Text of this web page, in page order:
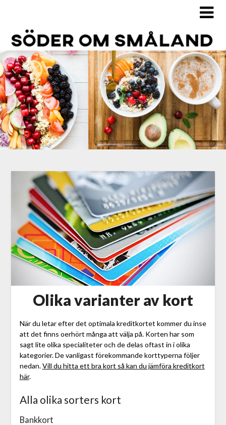
Olika varianter av kort
När du letar efter det optimala kreditkortet kommer du inse
att det finns oerhört många att välja på. Korten har som
sagt lite olika specialiteter och de delas oftast in i olika
kategorier. De vanligast förekommande korttyperna följer
nedan.Vill du hitta ett bra kort så kan du jämföra kreditkort
här.
Alla olika sorters kort
Bankkort